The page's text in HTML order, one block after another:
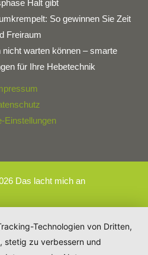
Halt gibt
So gewinnen Sie Zeit
Freiraum
warten können – smarte
für Ihre Hebetechnik
Einstellungen
Das lacht mich an
Technologien von Dritten,
stetig zu verbessern und